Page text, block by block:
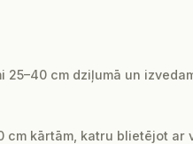
25–40 cm dziļumā un
cm kārtām, katru blietējot ar